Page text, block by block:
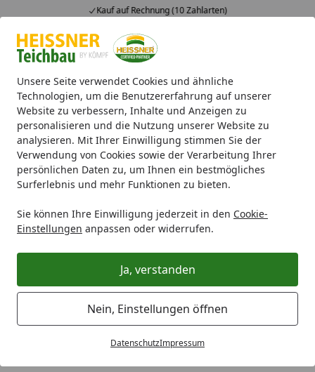
Unsere Seite verwendet Cookies und ähnliche
Technologien, um die Benutzererfahrung auf unserer
Website zu verbessern, Inhalte und Anzeigen zu
personalisieren und die Nutzung unserer Website zu
analysieren. Mit Ihrer Einwilligung stimmen Sie der
Verwendung von Cookies sowie der Verarbeitung Ihrer
persönlichen Daten zu, um Ihnen ein bestmögliches
Surferlebnis und mehr Funktionen zu bieten.
Sie können Ihre Einwilligung jederzeit in den Cookie-
Einstellungen anpassen oder widerrufen.
Ja, verstanden
Nein, Einstellungen öffnen
DatenschutzImpressum
Kauf auf Rechnung (10 Zahlarten)
Alle Produkte
Mein Konto
Suchen
Startseite
Passwort vergessen?
Ich habe das Passwort zu meinem
Kundenkonto vergessen, was kann
ich tun?
Passwort vergessen? Das kann schon mal vorkommen,
aber keine Sorge!
Sie können ganz einfach Ihr
und ein neues Passwort vergeben. Geben Sie einfach die
Email-Adresse, mit der Ihr Kundenkonto verknüpft ist, in
das das dafür vorgesehene Feld ein. Daraufhin erhalten
Generierung ihres neuen Passwortes.